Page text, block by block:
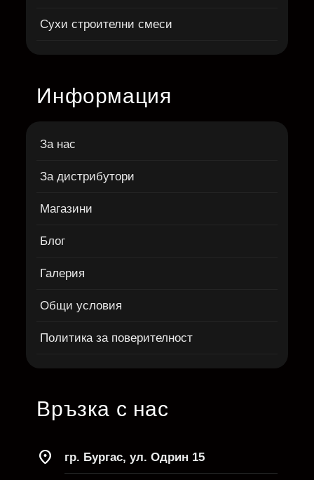
Сухи строителни смеси
Информация
За нас
За дистрибутори
Магазини
Блог
Галерия
Общи условия
Политика за поверителност
Връзка с нас
location_on гр. Бургас, ул. Одрин 15